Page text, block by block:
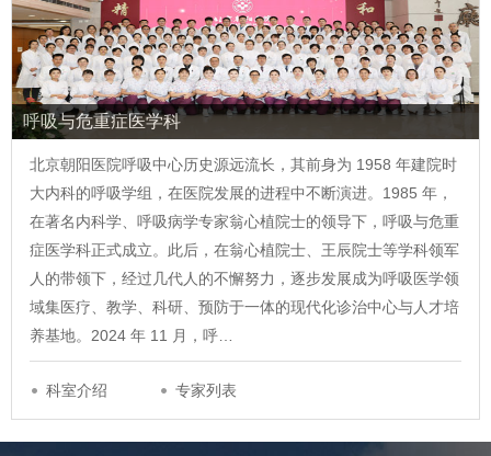
呼吸与危重症医学科
北京朝阳医院呼吸中心历史源远流长，其前身为 1958 年建院时
大内科的呼吸学组，在医院发展的进程中不断演进。1985 年，
在著名内科学、呼吸病学专家翁心植院士的领导下，呼吸与危重
症医学科正式成立。此后，在翁心植院士、王辰院士等学科领军
人的带领下，经过几代人的不懈努力，逐步发展成为呼吸医学领
域集医疗、教学、科研、预防于一体的现代化诊治中心与人才培
养基地。2024 年 11 月，呼…
科室介绍 专家列表